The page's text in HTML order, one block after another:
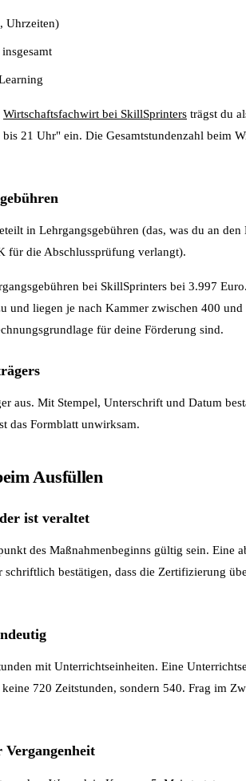
Uhrzeiten)
Wirtschaftsfachwirt bei SkillSprinters trägst du
21 Uhr" ein. Die Gesamtstundenzahl beim
in Lehrgangsgebühren (das, was du an
für die Abschlussprüfung verlangt).
bei SkillSprinters bei 3.997
und liegen je nach Kammer zwischen 400
für deine Förderung sind.
aus. Mit Stempel, Unterschrift und Datum
das Formblatt unwirksam.
Ausfüllen
ist veraltet
des Maßnahmenbeginns gültig sein. Eine
bestätigen, dass die Zertifizierung
mit Unterrichtseinheiten. Eine
720 Zeitstunden, sondern 540. Frag im